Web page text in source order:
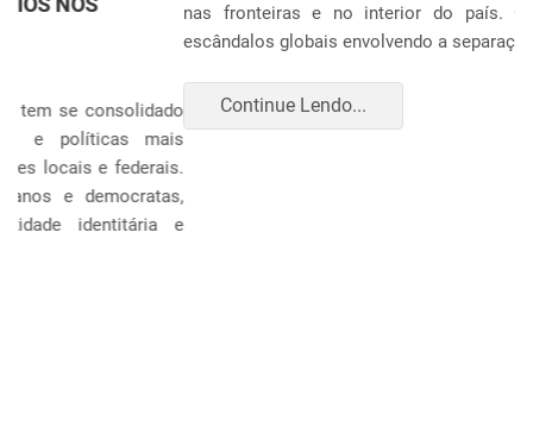
nas fronteiras e no interior do país. Oito anos após os
escândalos globais envolvendo a separação sistemática d...
Continue Lendo...
POLÍTICA E ECONOMIA